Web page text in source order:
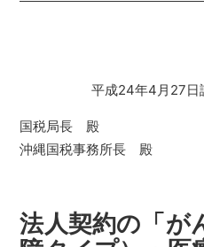
平成24年4月27
国税局長 殿
沖縄国税事務所長 殿
法人契約の「が